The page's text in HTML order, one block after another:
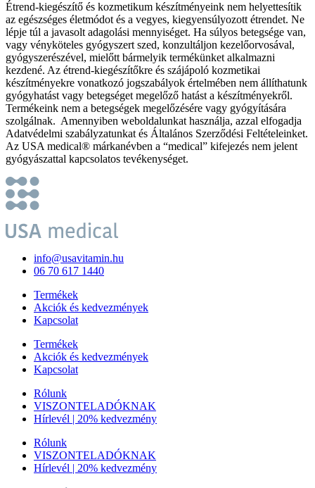
Étrend-kiegészítő és kozmetikum készítményeink nem helyettesítik
az egészséges életmódot és a vegyes, kiegyensúlyozott étrendet. Ne
lépje túl a javasolt adagolási mennyiséget. Ha súlyos betegsége van,
vagy vényköteles gyógyszert szed, konzultáljon kezelőorvosával,
gyógyszerészével, mielőtt bármelyik termékünket alkalmazni
kezdené. Az étrend-kiegészítőkre és szájápoló kozmetikai
készítményekre vonatkozó jogszabályok értelmében nem állíthatunk
gyógyhatást vagy betegséget megelőző hatást a készítményekről.
Termékeink nem a betegségek megelőzésére vagy gyógyítására
szolgálnak. Amennyiben weboldalunkat használja, azzal elfogadja
Adatvédelmi szabályzatunkat és Általános Szerződési Feltételeinket.
Az USA medical® márkanévben a “medical” kifejezés nem jelent
gyógyászattal kapcsolatos tevékenységet.
info@usavitamin.hu
06 70 617 1440
Termékek
Akciók és kedvezmények
Kapcsolat
Termékek
Akciók és kedvezmények
Kapcsolat
Rólunk
VISZONTELADÓKNAK
Hírlevél | 20% kedvezmény
Rólunk
VISZONTELADÓKNAK
Hírlevél | 20% kedvezmény